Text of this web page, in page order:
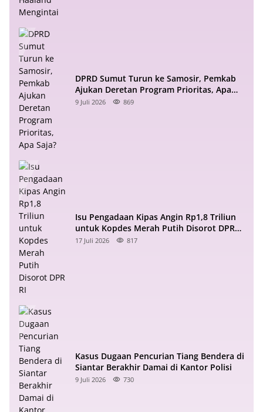
DPRD Sumut Turun ke Samosir, Pemkab
Ajukan Deretan Program Prioritas, Apa
Saja?
9 Juli 2026 869
Isu Pengadaan Kipas Angin Rp1,8 Triliun
untuk Kopdes Merah Putih Disorot DPR
RI
17 Juli 2026 817
Kasus Dugaan Pencurian Tiang Bendera di
Siantar Berakhir Damai di Kantor Polisi
9 Juli 2026 730